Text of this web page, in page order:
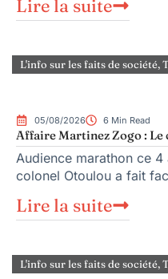
Lire la suite
L'info sur les faits de société,
05/08/2026 6 Min Read
Affaire Martinez Zogo : Le
Audience marathon ce
colonel Otoulou a fait
Lire la suite
L'info sur les faits de société,